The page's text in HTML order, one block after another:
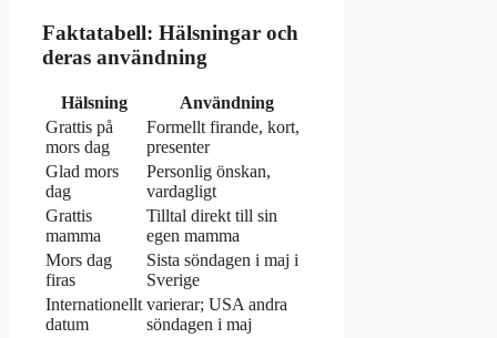
Faktatabell: Hälsningar och
deras användning
Hälsning
Användning
Grattis på
mors dag
Formellt firande, kort,
presenter
Glad mors
dag
Personlig önskan,
vardagligt
Grattis
mamma
Tilltal direkt till sin
egen mamma
Mors dag
firas
Sista söndagen i maj i
Sverige
Internationellt
datum
varierar; USA andra
söndagen i maj